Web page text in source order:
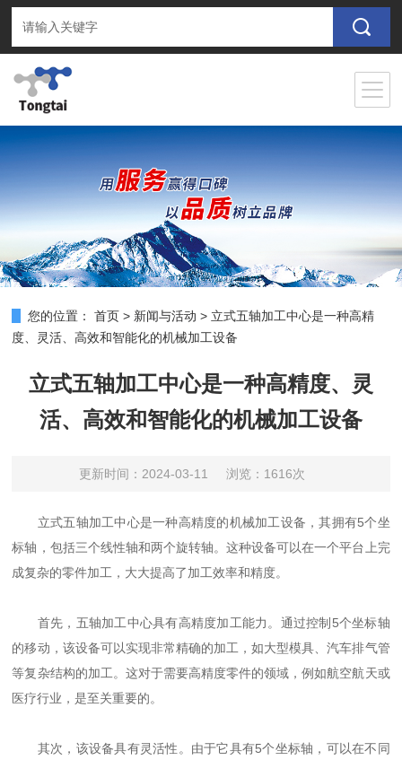
您的位置： 首页 > 新闻与活动 > 立式五轴加工中心是一种高精
度、灵活、高效和智能化的机械加工设备
立式五轴加工中心是一种高精度、灵
活、高效和智能化的机械加工设备
更新时间：2024-03-11 浏览：1616次
立式五轴加工中心是一种高精度的机械加工设备，其拥有5个坐
标轴，包括三个线性轴和两个旋转轴。这种设备可以在一个平台上完
成复杂的零件加工，大大提高了加工效率和精度。
首先，五轴加工中心具有高精度加工能力。通过控制5个坐标轴
的移动，该设备可以实现非常精确的加工，如大型模具、汽车排气管
等复杂结构的加工。这对于需要高精度零件的领域，例如航空航天或
医疗行业，是至关重要的。
其次，该设备具有灵活性。由于它具有5个坐标轴，可以在不同